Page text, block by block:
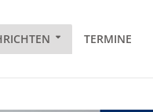
TERMINE